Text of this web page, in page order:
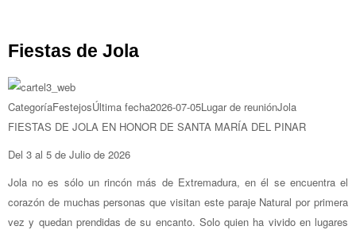
Fiestas de Jola
CategoríaFestejosÚltima fecha2026-07-05Lugar de reuniónJola
FIESTAS DE JOLA EN HONOR DE SANTA MARÍA DEL PINAR
Del 3 al 5 de Julio de 2026
Jola no es sólo un rincón más de Extremadura, en él se encuentra el
corazón de muchas personas que visitan este paraje Natural por primera
vez y quedan prendidas de su encanto. Solo quien ha vivido en lugares